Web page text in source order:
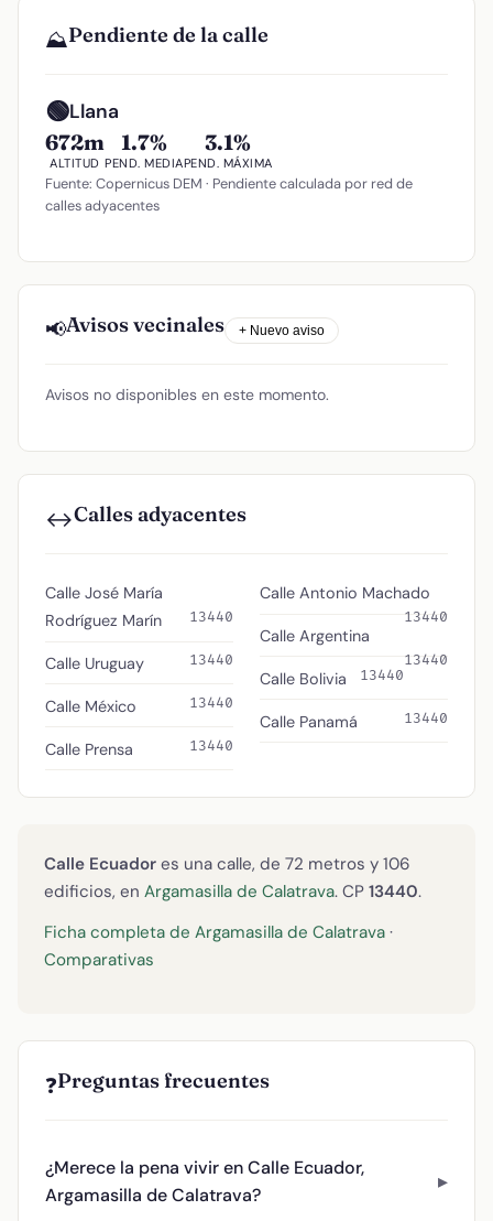
⛰️Pendiente de la calle
🟢Llana
672m
ALTITUD
1.7%
PEND. MEDIA
3.1%
PEND. MÁXIMA
Fuente: Copernicus DEM · Pendiente calculada por red de
calles adyacentes
📢Avisos vecinales + Nuevo aviso
Avisos no disponibles en este momento.
↔️Calles adyacentes
Calle José María
Rodríguez Marín
13440
Calle Uruguay 13440
Calle México 13440
Calle Prensa 13440
Calle Antonio Machado
13440
Calle Argentina
13440
Calle Bolivia 13440
Calle Panamá 13440
Calle Ecuador es una calle, de 72 metros y 106
edificios, en Argamasilla de Calatrava. CP 13440.
Ficha completa de Argamasilla de Calatrava ·
Comparativas
❓Preguntas frecuentes
¿Merece la pena vivir en Calle Ecuador,
Argamasilla de Calatrava?